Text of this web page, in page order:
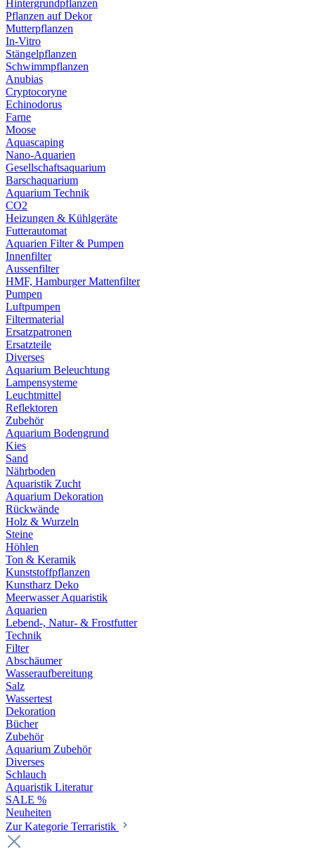
Hintergrundpflanzen
Pflanzen auf Dekor
Mutterpflanzen
In-Vitro
Stängelpflanzen
Schwimmpflanzen
Anubias
Cryptocoryne
Echinodorus
Farne
Moose
Aquascaping
Nano-Aquarien
Gesellschaftsaquarium
Barschaquarium
Aquarium Technik
CO2
Heizungen & Kühlgeräte
Futterautomat
Aquarien Filter & Pumpen
Innenfilter
Aussenfilter
HMF, Hamburger Mattenfilter
Pumpen
Luftpumpen
Filtermaterial
Ersatzpatronen
Ersatzteile
Diverses
Aquarium Beleuchtung
Lampensysteme
Leuchtmittel
Reflektoren
Zubehör
Aquarium Bodengrund
Kies
Sand
Nährboden
Aquaristik Zucht
Aquarium Dekoration
Rückwände
Holz & Wurzeln
Steine
Höhlen
Ton & Keramik
Kunststoffpflanzen
Kunstharz Deko
Meerwasser Aquaristik
Aquarien
Lebend-, Natur- & Frostfutter
Technik
Filter
Abschäumer
Wasseraufbereitung
Salz
Wassertest
Dekoration
Bücher
Zubehör
Aquarium Zubehör
Diverses
Schlauch
Aquaristik Literatur
SALE %
Neuheiten
Zur Kategorie Terraristik